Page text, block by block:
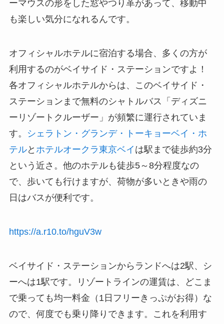
ーマウスの形をした窓やつり革があって、移動中
も楽しい気分になれるんです。
オフィシャルホテルに宿泊する場合、多くの方が
利用するのがベイサイド・ステーションですよ！
各オフィシャルホテルからは、このベイサイド・
ステーションまで無料のシャトルバス「ディズニ
ーリゾートクルーザー」が頻繁に運行されていま
す。
シェラトン・グランデ・トーキョーベイ・ホ
テルと ホテルオークラ東京ベイ は駅まで徒歩約3分
という近さ。他のホテルも徒歩5～8分程度なの
で、歩いても行けますが、荷物が多いときや雨の
日はバスが便利です。
https://a.r10.to/hguV3w
ベイサイド・ステーションからランドへは2駅、シ
ーへは1駅です。リゾートラインの運賃は、どこま
で乗っても均一料金（1日フリーきっぷがお得）な
ので、何度でも乗り降りできます。これを利用す